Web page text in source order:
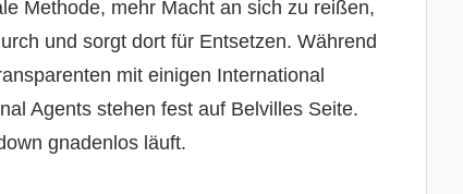
Methode, mehr Macht an sich zu reißen,
und sorgt dort für Entsetzen. Während
mit einigen International
Agents stehen fest auf Belvilles Seite.
gnadenlos läuft.